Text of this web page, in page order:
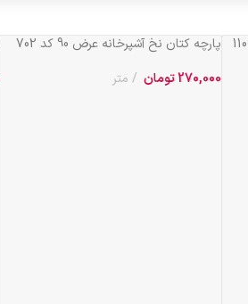
پارچه تمام نخ آشپرخانه طرح گل عرض 110
پارچه کتان نخ آشپرخانه عرض 90 کد 702
270,000تومان متر